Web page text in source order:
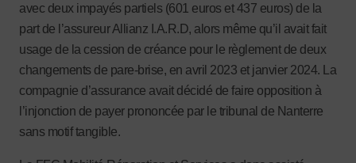
avec deux impayés partiels (601 euros et 437 euros) de la
part de l’assureur Allianz I.A.R.D, alors même qu’il avait fait
usage de la cession de créance pour le règlement de deux
changements de pare-brise, en avril 2023 et janvier 2024. La
compagnie d’assurance avait décidé de faire opposition à
l’injonction de payer prononcée par le tribunal de Nanterre
sans motif tangible.